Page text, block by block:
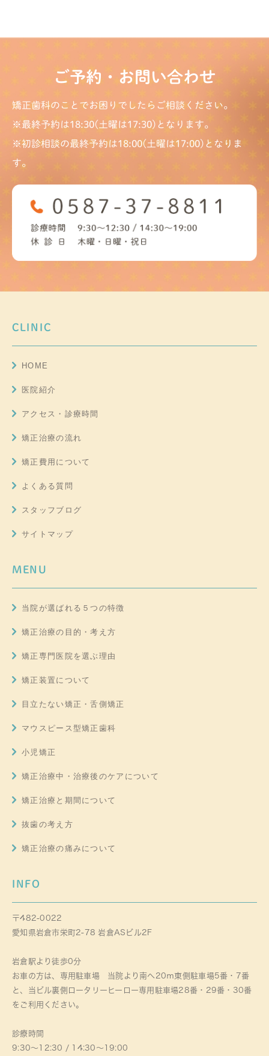
ご予約・お問い合わせ
矯正歯科のことでお困りでしたらご相談ください。
※最終予約は18:30(土曜は17:30)となります。
※初診相談の最終予約は18:00(土曜は17:00)となりま
す。
CLINIC
HOME
医院紹介
アクセス・診療時間
矯正治療の流れ
矯正費用について
よくある質問
スタッフブログ
サイトマップ
MENU
当院が選ばれる５つの特徴
矯正治療の目的・考え方
矯正専門医院を選ぶ理由
矯正装置について
目立たない矯正・舌側矯正
マウスピース型矯正歯科
小児矯正
矯正治療中・治療後のケアについて
矯正治療と期間について
抜歯の考え方
矯正治療の痛みについて
INFO
〒482-0022
愛知県岩倉市栄町2-78 岩倉ASビル2F
岩倉駅より徒歩0分
お車の方は、専用駐車場 当院より南へ20ｍ東側駐車場5番・7番
と、当ビル裏側ロータリーヒーロー専用駐車場28番・29番・30番
をご利用ください。
診療時間
9:30～12:30 / 14:30～19:00